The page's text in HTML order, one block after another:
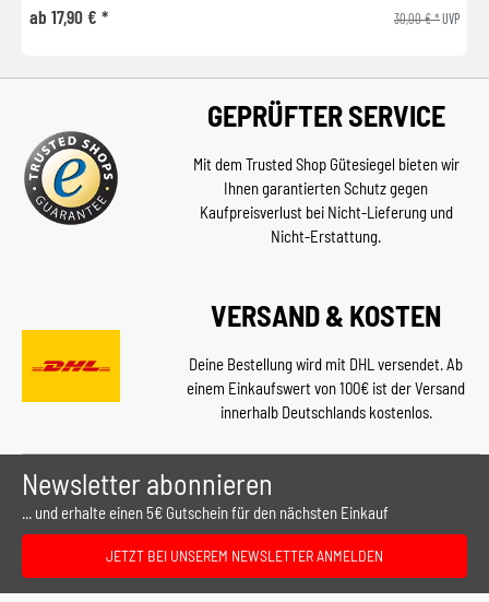
ab 17,90 € * 30,00 € *UVP
GEPRÜFTER SERVICE
Mit dem Trusted Shop Gütesiegel bieten wir
Ihnen garantierten Schutz gegen
Kaufpreisverlust bei Nicht-Lieferung und
Nicht-Erstattung.
VERSAND & KOSTEN
Deine Bestellung wird mit DHL versendet. Ab
einem Einkaufswert von 100€ ist der Versand
innerhalb Deutschlands kostenlos.
Newsletter abonnieren
... und erhalte einen 5€ Gutschein für den nächsten Einkauf
JETZT BEI UNSEREM NEWSLETTER ANMELDEN